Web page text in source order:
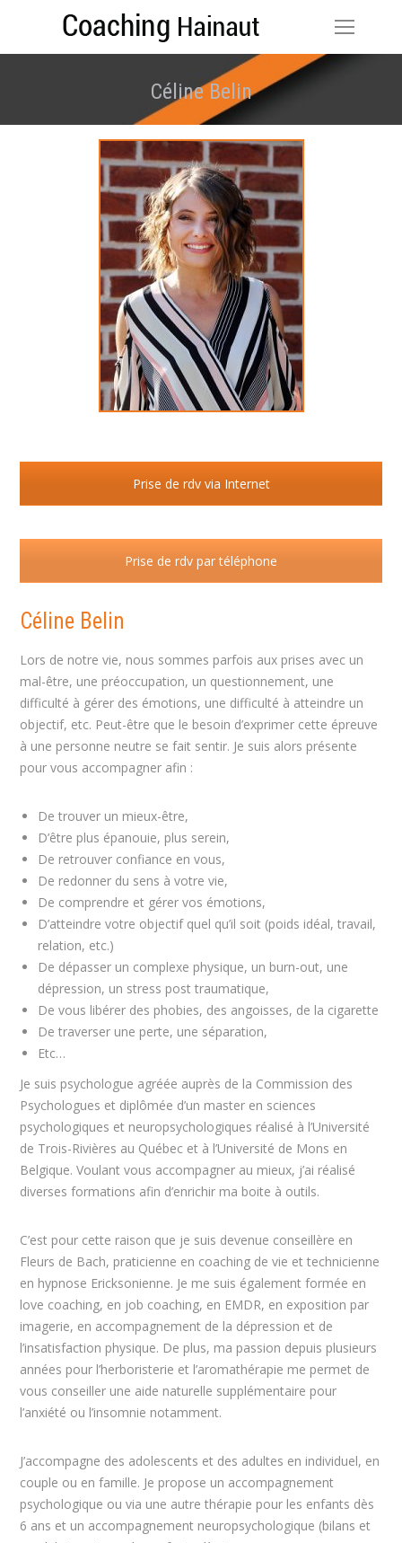
Céline Belin
Vous êtes ici :
Prise de rdv via Internet
Prise de rdv par téléphone
Céline Belin
Lors de notre vie, nous sommes parfois aux prises avec un
mal-être, une préoccupation, un questionnement, une
difficulté à gérer des émotions, une difficulté à atteindre un
objectif, etc. Peut-être que le besoin d’exprimer cette épreuve
à une personne neutre se fait sentir. Je suis alors présente
pour vous accompagner afin :
De trouver un mieux-être,
D’être plus épanouie, plus serein,
De retrouver confiance en vous,
De redonner du sens à votre vie,
De comprendre et gérer vos émotions,
D’atteindre votre objectif quel qu’il soit (poids idéal, travail,
relation, etc.)
De dépasser un complexe physique, un burn-out, une
dépression, un stress post traumatique,
De vous libérer des phobies, des angoisses, de la cigarette
De traverser une perte, une séparation,
Etc…
Je suis psychologue agréée auprès de la Commission des
Psychologues et diplômée d’un master en sciences
psychologiques et neuropsychologiques réalisé à l’Université
de Trois-Rivières au Québec et à l’Université de Mons en
Belgique. Voulant vous accompagner au mieux, j’ai réalisé
diverses formations afin d’enrichir ma boite à outils.
C’est pour cette raison que je suis devenue conseillère en
Fleurs de Bach, praticienne en coaching de vie et technicienne
en hypnose Ericksonienne. Je me suis également formée en
love coaching, en job coaching, en EMDR, en exposition par
imagerie, en accompagnement de la dépression et de
l’insatisfaction physique. De plus, ma passion depuis plusieurs
années pour l’herboristerie et l’aromathérapie me permet de
vous conseiller une aide naturelle supplémentaire pour
l’anxiété ou l’insomnie notamment.
J’accompagne des adolescents et des adultes en individuel, en
couple ou en famille. Je propose un accompagnement
psychologique ou via une autre thérapie pour les enfants dès
6 ans et un accompagnement neuropsychologique (bilans et